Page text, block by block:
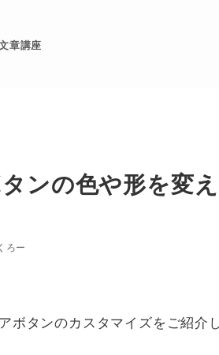
章講座
ンの色や形を変
ろー
ボタンのカスタマイズをご紹介